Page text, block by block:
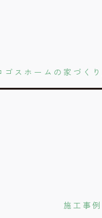
ゴスホームの家づくり
施工事例